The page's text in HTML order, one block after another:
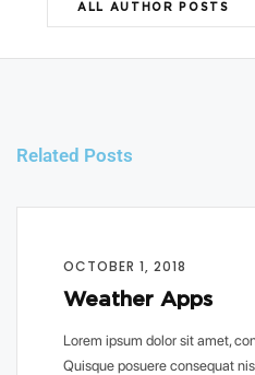
ALL AUTHOR POSTS
Related Posts
OCTOBER 1, 2018
Weather Apps
Lorem ipsum dolor sit amet,
Quisque posuere consequat